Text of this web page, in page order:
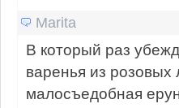
Marita
В который раз
варенья из
малосъедобная